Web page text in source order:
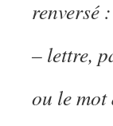
renversé
– lettre,
ou le mot